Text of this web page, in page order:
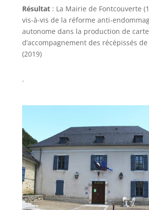
Résultat: La Mairie de Fontcouverte
vis-à-vis de la réforme anti-
autonome dans la production de
d’accompagnement des récépissés de
(2019)
.